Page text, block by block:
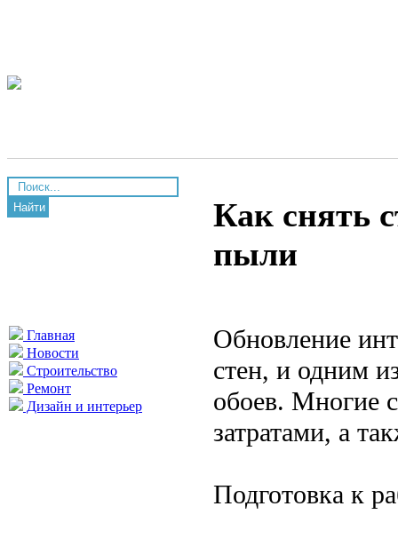
Найти
Главная
Новости
Строительство
Ремонт
Дизайн и интерьер
Как снять
пыли
Обновление
стен, и одним
обоев. Многие
затратами, а
Подготовка к